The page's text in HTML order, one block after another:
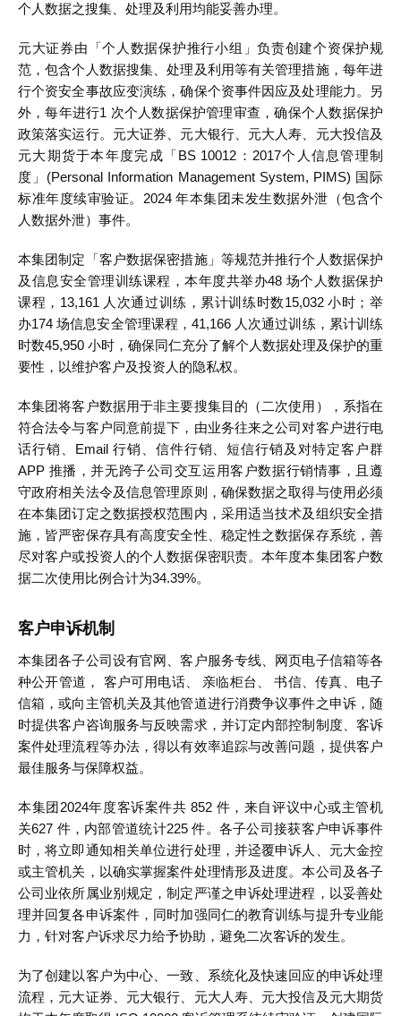
个人数据之搜集、处理及利用均能妥善办理。
元大证券由「个人数据保护推行小组」负责创建个资保护规
范，包含个人数据搜集、处理及利用等有关管理措施，每年进
行个资安全事故应变演练，确保个资事件因应及处理能力。另
外，每年进行1 次个人数据保护管理审查，确保个人数据保护
政策落实运行。元大证券、元大银行、元大人寿、元大投信及
元大期货于本年度完成「BS 10012：2017个人信息管理制
度」(Personal Information Management System, PIMS) 国际
标准年度续审验证。2024 年本集团未发生数据外泄（包含个
人数据外泄）事件。
本集团制定「客户数据保密措施」等规范并推行个人数据保护
及信息安全管理训练课程，本年度共举办48 场个人数据保护
课程，13,161 人次通过训练，累计训练时数15,032 小时；举
办174 场信息安全管理课程，41,166 人次通过训练，累计训练
时数45,950 小时，确保同仁充分了解个人数据处理及保护的重
要性，以维护客户及投资人的隐私权。
本集团将客户数据用于非主要搜集目的（二次使用），系指在
符合法令与客户同意前提下，由业务往来之公司对客户进行电
话行销、Email 行销、信件行销、短信行销及对特定客户群
APP 推播，并无跨子公司交互运用客户数据行销情事，且遵
守政府相关法令及信息管理原则，确保数据之取得与使用必须
在本集团订定之数据授权范围内，采用适当技术及组织安全措
施，皆严密保存具有高度安全性、稳定性之数据保存系统，善
尽对客户或投资人的个人数据保密职责。本年度本集团客户数
据二次使用比例合计为34.39%。
客户申诉机制
本集团各子公司设有官网、客户服务专线、网页电子信箱等各
种公开管道， 客户可用电话、 亲临柜台、 书信、传真、电子
信箱，或向主管机关及其他管道进行消费争议事件之申诉，随
时提供客户咨询服务与反映需求，并订定内部控制制度、客诉
案件处理流程等办法，得以有效率追踪与改善问题，提供客户
最佳服务与保障权益。
本集团2024年度客诉案件共 852 件，来自评议中心或主管机
关627 件，内部管道统计225 件。各子公司接获客户申诉事件
时，将立即通知相关单位进行处理，并迳覆申诉人、元大金控
或主管机关，以确实掌握案件处理情形及进度。本公司及各子
公司业依所属业别规定，制定严谨之申诉处理进程，以妥善处
理并回复各申诉案件，同时加强同仁的教育训练与提升专业能
力，针对客户诉求尽力给予协助，避免二次客诉的发生。
为了创建以客户为中心、一致、系统化及快速回应的申诉处理
流程，元大证券、元大银行、元大人寿、元大投信及元大期货